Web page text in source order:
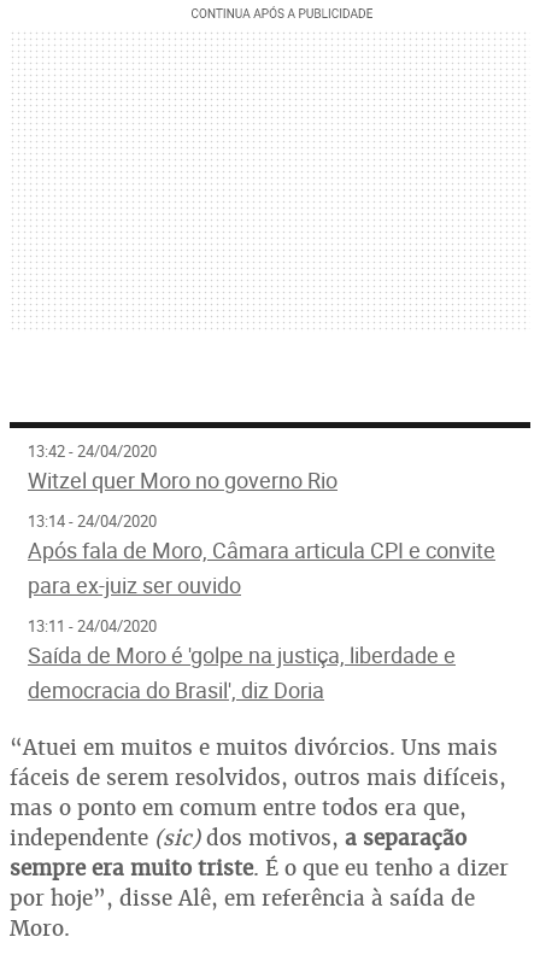
13:42 - 24/04/2020
Witzel quer Moro no governo Rio
13:14 - 24/04/2020
Após fala de Moro, Câmara articula CPI e convite
para ex-juiz ser ouvido
13:11 - 24/04/2020
Saída de Moro é 'golpe na justiça, liberdade e
democracia do Brasil', diz Doria
“Atuei em muitos e muitos divórcios. Uns mais
fáceis de serem resolvidos, outros mais difíceis,
mas o ponto em comum entre todos era que,
independente (sic)dos motivos, a separação
sempre era muito triste. É o que eu tenho a dizer
por hoje”, disse Alê, em referência à saída de
Moro.